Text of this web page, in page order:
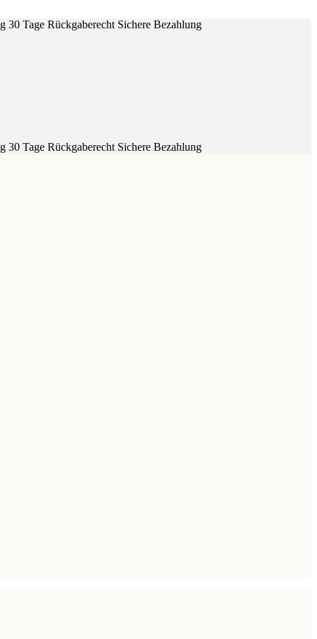
30 Tage Rückgaberecht Sichere Bezahlung
30 Tage Rückgaberecht Sichere Bezahlung